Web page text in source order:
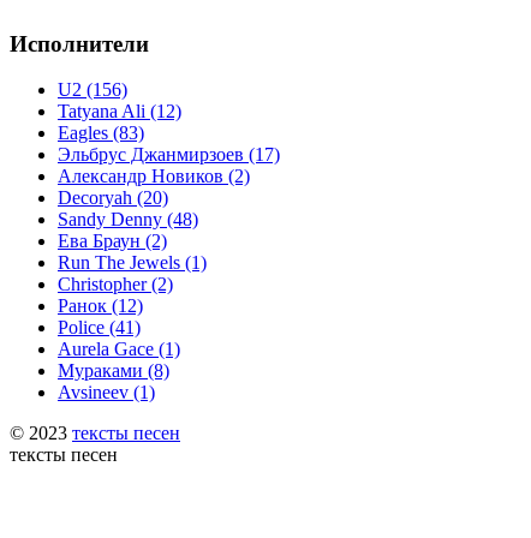
Исполнители
U2 (156)
Tatyana Ali (12)
Eagles (83)
Эльбрус Джанмирзоев (17)
Александр Новиков (2)
Decoryah (20)
Sandy Denny (48)
Ева Браун (2)
Run The Jewels (1)
Christopher (2)
Ранок (12)
Police (41)
Aurela Gace (1)
Мураками (8)
Avsineev (1)
© 2023 тексты песен
тексты песен